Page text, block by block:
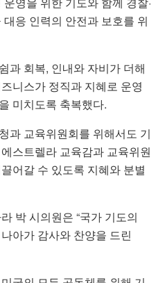
응 인력의 안전과 보호를 위
과 회복, 인내와 자비가 더해
니스가 정직과 지혜로 운영
미치도록 축복했다.
과 교육위원회를 위해서도 기
스트렐라 교육감과 교육위원
어갈 수 있도록 지혜와 분별
박 시의원은 “국가 기도의
아가 감사와 찬양을 드린